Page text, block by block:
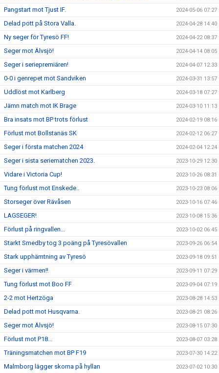
Pangstart mot Tjust IF. 2024-05-06 07:27
Delad pott på Stora Valla. 2024-04-28 14:40
Ny seger för Tyresö FF! 2024-04-22 08:37
Seger mot Älvsjö! 2024-04-14 08:05
Seger i seriepremiären! 2024-04-07 12:33
0-0 i genrepet mot Sandviken 2024-03-31 13:57
Uddlöst mot Karlberg 2024-03-18 07:27
Jämn match mot IK Brage 2024-03-10 11:13
Bra insats mot BP trots förlust 2024-02-19 08:16
Förlust mot Bollstanäs SK 2024-02-12 06:27
Seger i första matchen 2024 2024-02-04 12:24
Seger i sista seriematchen 2023. 2023-10-29 12:30
Vidare i Victoria Cup! 2023-10-26 08:31
Tung förlust mot Enskede.. 2023-10-23 08:06
Storseger över Rävåsen 2023-10-16 07:46
LAGSEGER! 2023-10-08 15:36
Förlust på ringvallen... 2023-10-02 06:45
Starkt Smedby tog 3 poäng på Tyresövallen 2023-09-26 06:54
Stark upphämtning av Tyresö 2023-09-18 09:51
Seger i värmen!! 2023-09-11 07:29
Tung förlust mot Boo FF 2023-09-04 07:19
2-2 mot Hertzöga 2023-08-28 14:53
Delad pott mot Husqvarna. 2023-08-21 08:26
Seger mot Älvsjö! 2023-08-15 07:30
Förlust mot P18... 2023-08-07 03:28
Träningsmatchen mot BP F19 2023-07-30 14:22
Malmborg lägger skorna på hyllan 2023-07-02 10:30